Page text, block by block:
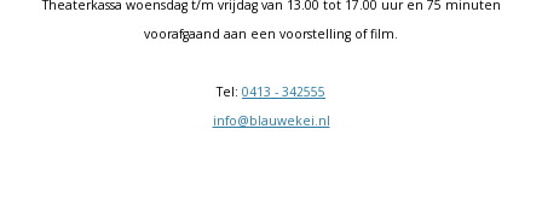
Theaterkassa woensdag t/m vrijdag van 13.00 tot 17.00 uur en 75 minuten
voorafgaand aan een voorstelling of film.
Tel: 0413 - 342555
info@blauwekei.nl